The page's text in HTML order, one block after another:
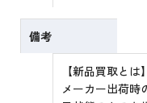
備考
【新品買取とは】
メーカー出荷時